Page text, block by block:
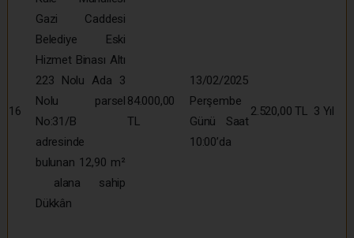
16
Gazi Caddesi
Belediye Eski
Hizmet Binası Altı
223 Nolu Ada 3
Nolu parsel
No:31/B
adresinde
bulunan 12,90 m²
alana sahip
Dükkân
84.000,00
TL
13/02/2025
Perşembe
Günü Saat
10:00’da
2.520,00 TL 3 Yıl